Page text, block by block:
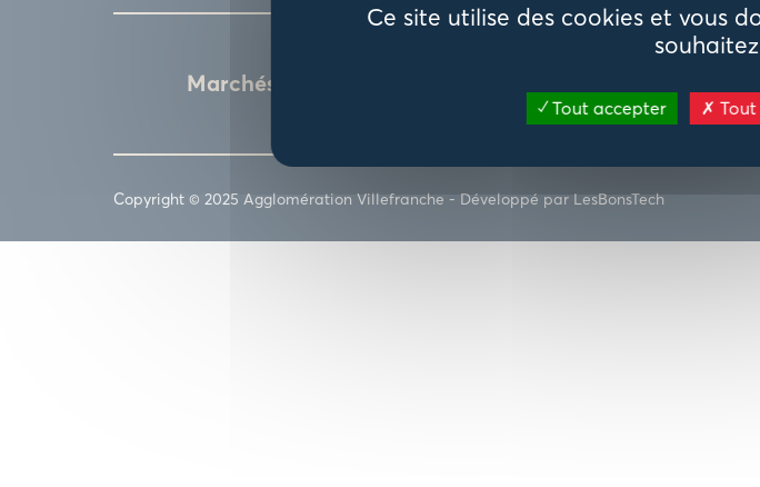
Ce site utilise des cookies et vous
Tout accepter
Marchés publics
Copyright © 2025 Agglomération Villefranche - Développé par LesBonsTech